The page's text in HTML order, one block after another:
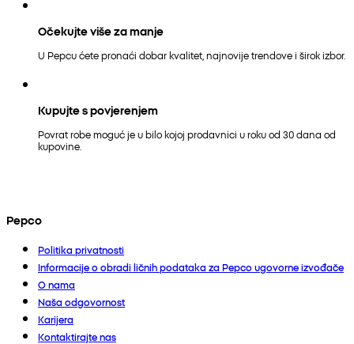
Očekujte više za manje
U Pepcu ćete pronaći dobar kvalitet, najnovije trendove i širok izbor.
Kupujte s povjerenjem
Povrat robe moguć je u bilo kojoj prodavnici u roku od 30 dana od
kupovine.
Pepco
Politika privatnosti
Informacije o obradi ličnih podataka za Pepco ugovorne izvođače
O nama
Naša odgovornost
Karijera
Kontaktirajte nas